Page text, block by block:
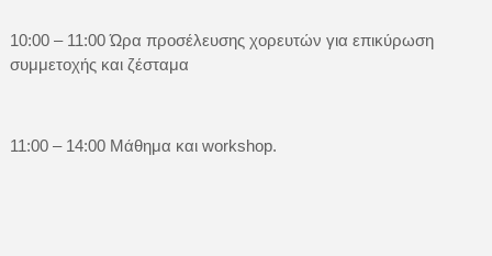
10:00 – 11:00 Ώρα προσέλευσης χορευτών για επικύρωση
συμμετοχής και ζέσταμα
11:00 – 14:00 Μάθημα και workshop.